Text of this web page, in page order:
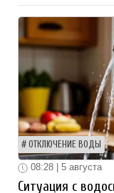
ОТКЛЮЧЕНИЕ ВОДЫ
08:28 | 5 августа
Ситуация с